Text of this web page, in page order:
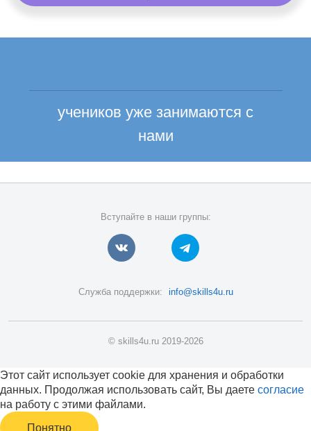
учеников уже занимаются с
нами
Вступайте в наши группы:
Служба поддержки: info@skills4u.ru
© skills4u.ru 2019-2026
Этот сайт использует cookie для хранения и обработки
данных. Продолжая использовать сайт, Вы даете согласие
на работу с этими файлами.
Понятно